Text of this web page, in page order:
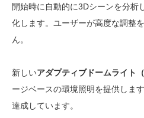
開始時に自動的に3Dシーンを分析
化します。ユーザーが高度な調整
ん。
新しいアダプティブドームライト（
ージベースの環境照明を提供しま
達成しています。